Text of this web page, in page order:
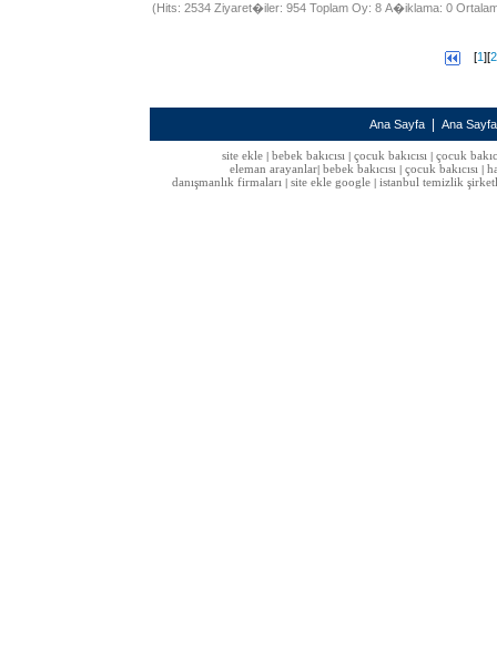
(Hits: 2534 Ziyaret�iler: 954 Toplam Oy: 8 A�iklama: 0
[1][2
Ana Sayfa Ana
site ekle| bebek bakıcısı| çocuk bakıcısı| çocuk
eleman arayanlar bebek bakıcısı çocuk bakıcısı
danışmanlık firmaları
site ekle google istanbul temizlik